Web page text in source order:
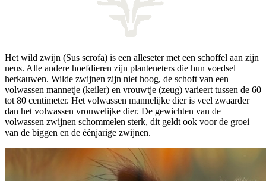
Het wild zwijn (Sus scrofa) is een alleseter met een schoffel aan zijn
neus. Alle andere hoefdieren zijn planteneters die hun voedsel
herkauwen. Wilde zwijnen zijn niet hoog, de schoft van een
volwassen mannetje (keiler) en vrouwtje (zeug) varieert tussen de 60
tot 80 centimeter. Het volwassen mannelijke dier is veel zwaarder
dan het volwassen vrouwelijke dier. De gewichten van de
volwassen zwijnen schommelen sterk, dit geldt ook voor de groei
van de biggen en de éénjarige zwijnen.